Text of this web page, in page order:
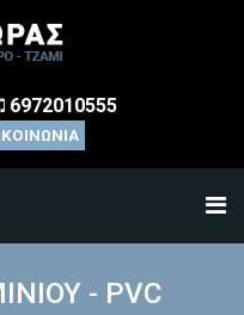
6972010555
- PVC